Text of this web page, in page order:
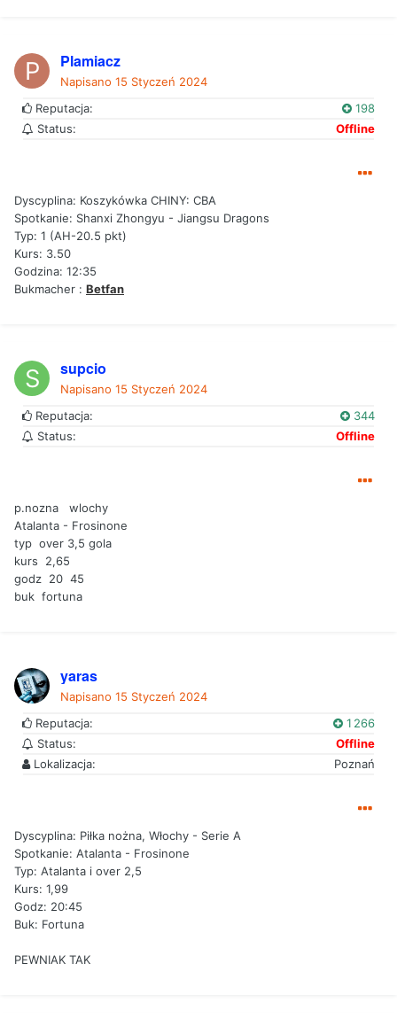
Plamiacz
Napisano 15 Styczeń 2024
Reputacja:
198
Status:
Offline
Dyscyplina: Koszykówka CHINY: CBA
Spotkanie: Shanxi Zhongyu - Jiangsu Dragons
Typ: 1 (AH-20.5 pkt)
Kurs: 3.50
Godzina: 12:35
Bukmacher : Betfan
supcio
Napisano 15 Styczeń 2024
Reputacja:
344
Status:
Offline
p.nozna wlochy
Atalanta - Frosinone
typ over 3,5 gola
kurs 2,65
godz 20 45
buk fortuna
yaras
Napisano 15 Styczeń 2024
Reputacja:
1 266
Status:
Offline
Lokalizacja:
Poznań
Dyscyplina: Piłka nożna, Włochy - Serie A
Spotkanie: Atalanta - Frosinone
Typ: Atalanta i over 2,5
Kurs: 1,99
Godz: 20:45
Buk: Fortuna
PEWNIAK TAK